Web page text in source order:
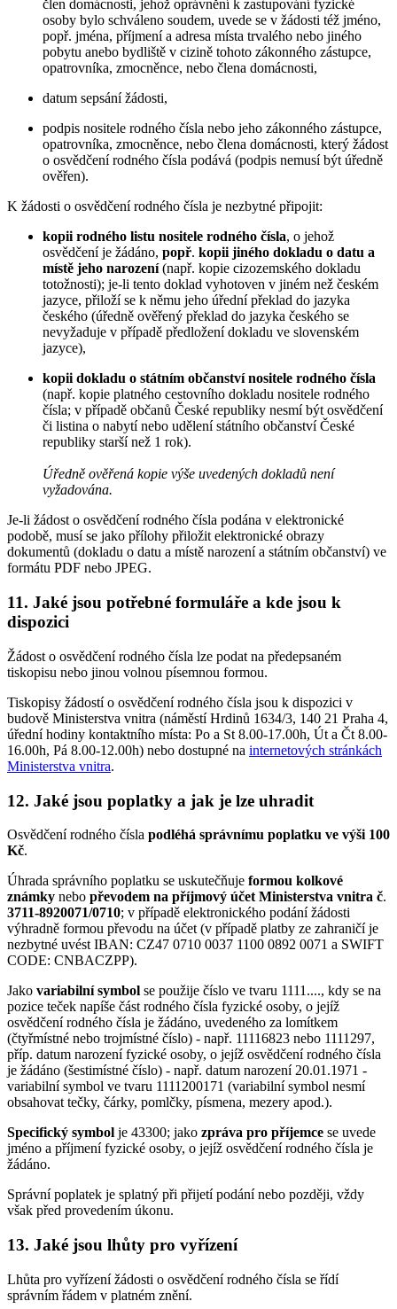
člen domácnosti, jehož oprávnění k zastupování fyzické
osoby bylo schváleno soudem, uvede se v žádosti též jméno,
popř. jména, příjmení a adresa místa trvalého nebo jiného
pobytu anebo bydliště v cizině tohoto zákonného zástupce,
opatrovníka, zmocněnce, nebo člena domácnosti,
datum sepsání žádosti,
podpis nositele rodného čísla nebo jeho zákonného zástupce,
opatrovníka, zmocněnce, nebo člena domácnosti, který žádost
o osvědčení rodného čísla podává (podpis nemusí být úředně
ověřen).
K žádosti o osvědčení rodného čísla je nezbytné připojit:
kopii rodného listu nositele rodného čísla, o jehož
osvědčení je žádáno, popř. kopii jiného dokladu o datu a
místě jeho narození(např. kopie cizozemského dokladu
totožnosti); je-li tento doklad vyhotoven v jiném než českém
jazyce, přiloží se k němu jeho úřední překlad do jazyka
českého (úředně ověřený překlad do jazyka českého se
nevyžaduje v případě předložení dokladu ve slovenském
jazyce),
kopii dokladu o státním občanství nositele rodného čísla
(např. kopie platného cestovního dokladu nositele rodného
čísla; v případě občanů České republiky nesmí být osvědčení
či listina o nabytí nebo udělení státního občanství České
republiky starší než 1 rok).
Úředně ověřená kopie výše uvedených dokladů není
vyžadována.
Je-li žádost o osvědčení rodného čísla podána v elektronické
podobě, musí se jako přílohy přiložit elektronické obrazy
dokumentů (dokladu o datu a místě narození a státním občanství) ve
formátu PDF nebo JPEG.
11. Jaké jsou potřebné formuláře a kde jsou k
dispozici
Žádost o osvědčení rodného čísla lze podat na předepsaném
tiskopisu nebo jinou volnou písemnou formou.
Tiskopisy žádostí o osvědčení rodného čísla jsou k dispozici v
budově Ministerstva vnitra (náměstí Hrdinů 1634/3, 140 21 Praha 4,
úřední hodiny kontaktního místa: Po a St 8.00-17.00h, Út a Čt 8.00-
16.00h, Pá 8.00-12.00h) nebo dostupné na internetových stránkách
Ministerstva vnitra.
12. Jaké jsou poplatky a jak je lze uhradit
Osvědčení rodného čísla podléhá správnímu poplatku ve výši 100
Kč.
Úhrada správního poplatku se uskutečňuje formou kolkové
známky nebo převodem na příjmový účet Ministerstva vnitra č.
3711-8920071/0710; v případě elektronického podání žádosti
výhradně formou převodu na účet (v případě platby ze zahraničí je
nezbytné uvést IBAN: CZ47 0710 0037 1100 0892 0071 a SWIFT
CODE: CNBACZPP).
Jako variabilní symbol se použije číslo ve tvaru 1111...., kdy se na
pozice teček napíše část rodného čísla fyzické osoby, o jejíž
osvědčení rodného čísla je žádáno, uvedeného za lomítkem
(čtyřmístné nebo trojmístné číslo) - např. 11116823 nebo 1111297,
příp. datum narození fyzické osoby, o jejíž osvědčení rodného čísla
je žádáno (šestimístné číslo) - např. datum narození 20.01.1971 -
variabilní symbol ve tvaru 1111200171 (variabilní symbol nesmí
obsahovat tečky, čárky, pomlčky, písmena, mezery apod.).
Specifický symbol je 43300; jako zpráva pro příjemce se uvede
jméno a příjmení fyzické osoby, o jejíž osvědčení rodného čísla je
žádáno.
Správní poplatek je splatný při přijetí podání nebo později, vždy
však před provedením úkonu.
13. Jaké jsou lhůty pro vyřízení
Lhůta pro vyřízení žádosti o osvědčení rodného čísla se řídí
správním řádem v platném znění.